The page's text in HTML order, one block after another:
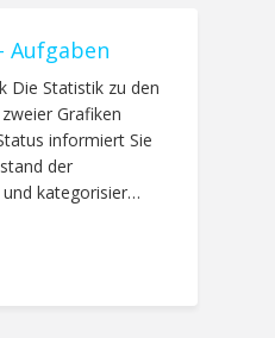
Aufgaben
Die Statistik zu den
Grafiken
informiert Sie
der
kategorisier…